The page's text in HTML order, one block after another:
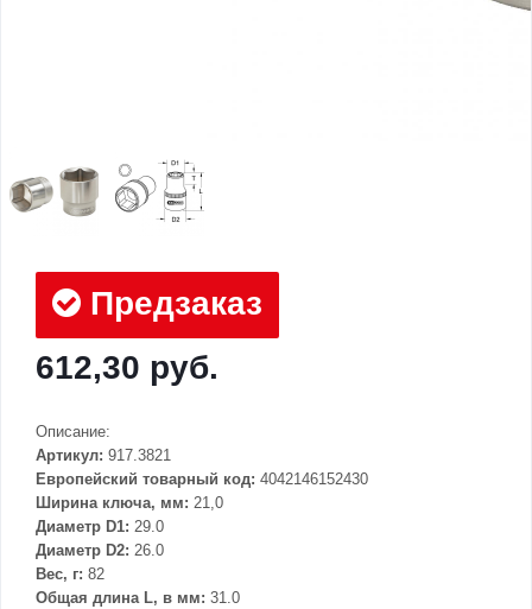
Предзаказ
612,30 руб.
Описание:
Артикул: 917.3821
Европейский товарный код: 4042146152430
Ширина ключа, мм: 21,0
Диаметр D1: 29.0
Диаметр D2: 26.0
Вес, г: 82
Общая длина L, в мм: 31.0